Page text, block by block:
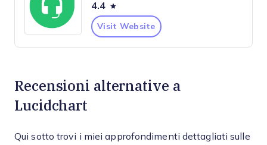
4.4
Visit Website
Recensioni alternative a
Lucidchart
Qui sotto trovi i miei approfondimenti dettagliati sulle